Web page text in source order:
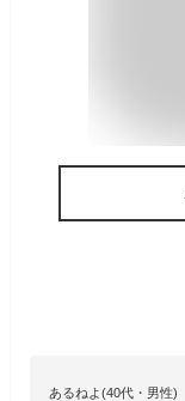
あるねよ(40代・男性)